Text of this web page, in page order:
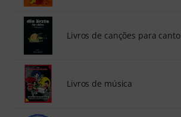
Livros de canções para canto
Livros de música